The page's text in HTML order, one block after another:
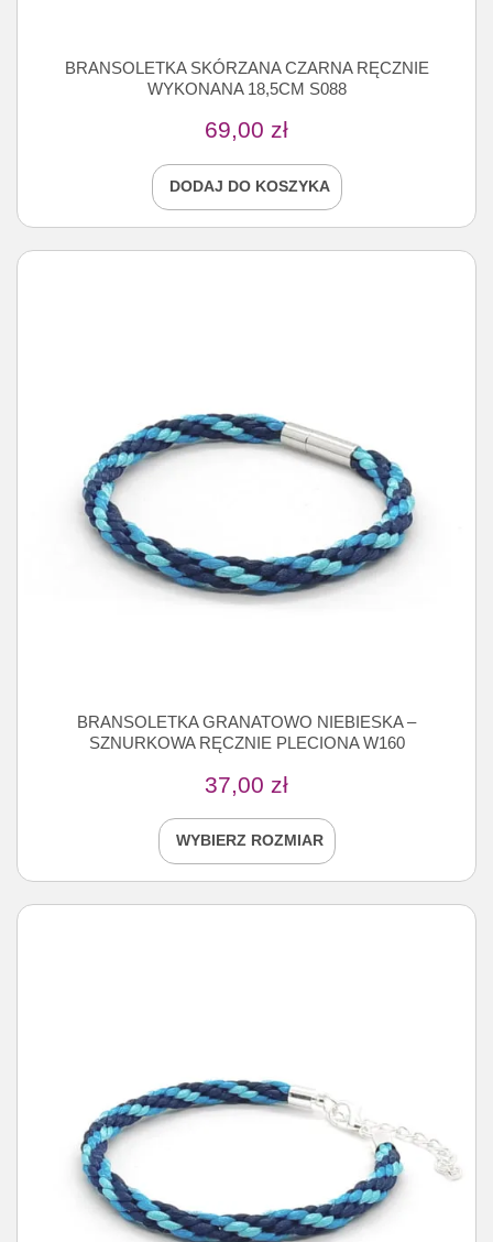
BRANSOLETKA SKÓRZANA CZARNA RĘCZNIE
WYKONANA 18,5CM S088
69,00 zł
DODAJ DO KOSZYKA
BRANSOLETKA GRANATOWO NIEBIESKA –
SZNURKOWA RĘCZNIE PLECIONA W160
37,00 zł
WYBIERZ ROZMIAR